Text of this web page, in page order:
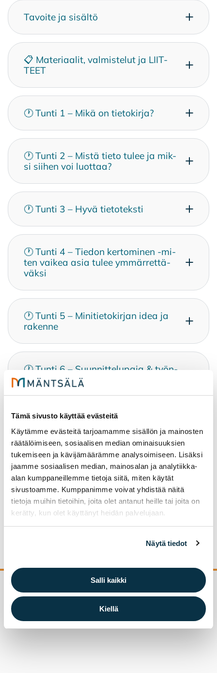
Tämä sivusto käyttää evästeitä
Käytämme evästeitä tarjoamamme sisällön ja mainosten
räätälöimiseen, sosiaalisen median ominaisuuksien
tukemiseen ja kävijämäärämme analysoimiseen. Lisäksi
jaamme sosiaalisen median, mainosalan ja analytiikka-
alan kumppaneillemme tietoja siitä, miten käytät
sivustoamme. Kumppanimme voivat yhdistää näitä
tietoja muihin tietoihin, joita olet antanut heille tai joita on
kerätty, kun olet käyttänyt heidän palvelujaan.
Näytä tiedot
Salli kaikki
Kiellä
Ta­voi­te ja si­säl­tö
📋 Ma­te­ri­aa­lit, val­mis­te­lut ja LIIT­
TEET
🕐 Tun­ti 1 – Mikä on tie­to­kir­ja?
🕐 Tun­ti 2 – Mis­tä tie­to tu­lee ja mik­
si sii­hen voi luot­taa?
🕐 Tun­ti 3 – Hyvä tie­to­teks­ti
🕐 Tun­ti 4 – Tie­don ker­to­mi­nen -mi­
ten vai­kea asia tu­lee ym­mär­ret­tä­
väk­si
🕐 Tun­ti 5 – Mi­ni­tie­to­kir­jan idea ja
ra­ken­ne
🕐 Tun­ti 6 – Suun­nit­te­lu­pa­ja & työn­
ja­ko
🔹 Tun­nit 7–13 – Tie­to­kir­jan työs­tö
(7 op­pi­tun­tia)
🕐 Tun­ti 14 – Ar­vioin­ti
🕐 Tun­ti 15 – Näyt­te­ly & ar­vioin­ti
Palaa sivun alkuun